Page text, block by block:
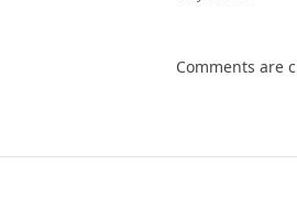
Comments are